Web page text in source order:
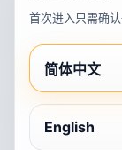
首次进入只需确
简体中文
English